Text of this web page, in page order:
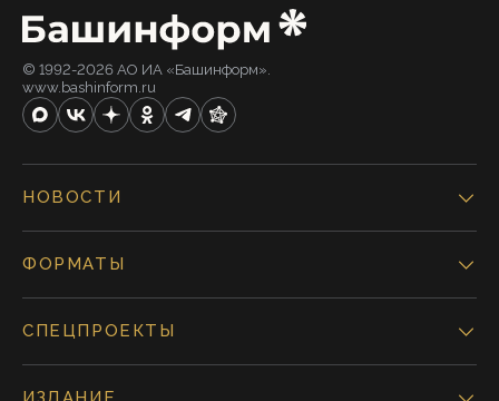
© 1992-2026 АО ИА «Башинформ».
www.bashinform.ru
НОВОСТИ
ФОРМАТЫ
СПЕЦПРОЕКТЫ